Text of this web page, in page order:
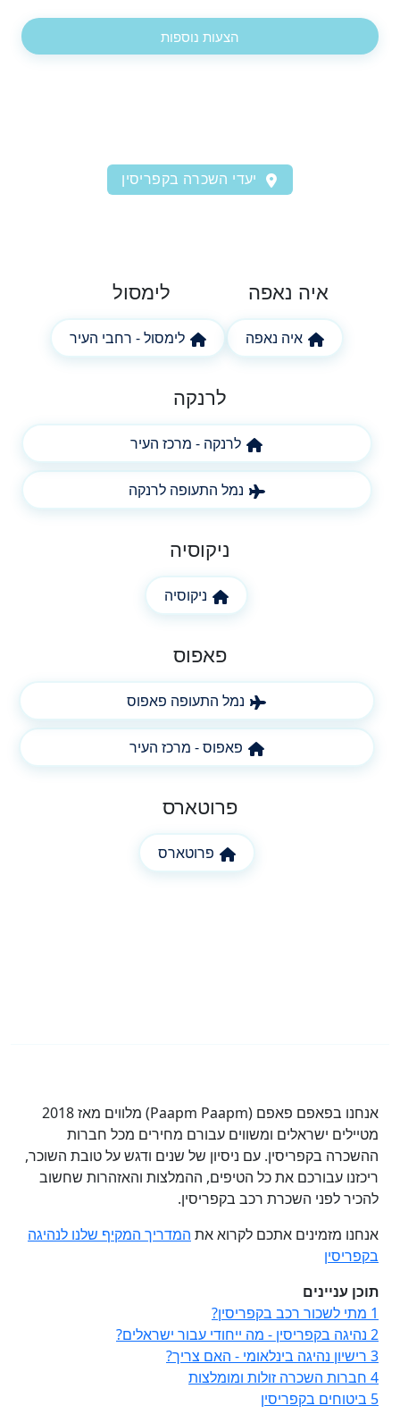
הצעות נוספות
יעדי השכרה בקפריסין
איה נאפה
איה נאפה
לימסול
לימסול - רחבי העיר
לרנקה
לרנקה - מרכז העיר
נמל התעופה לרנקה
ניקוסיה
ניקוסיה
פאפוס
נמל התעופה פאפוס
פאפוס - מרכז העיר
פרוטארס
פרוטארס
אנחנו בפאפם פאפם (Paapm Paapm) מלווים מאז 2018
מטיילים ישראלים ומשווים עבורם מחירים מכל חברות
ההשכרה בקפריסין. עם ניסיון של שנים ודגש על טובת השוכר,
ריכזנו עבורכם את כל הטיפים, ההמלצות והאזהרות שחשוב
להכיר לפני השכרת רכב בקפריסין.
אנחנו מזמינים אתכם לקרוא את המדריך המקיף שלנו לנהיגה
בקפריסין
תוכן עניינים
1 מתי לשכור רכב בקפריסין?
2 נהיגה בקפריסין - מה ייחודי עבור ישראלים?
3 רישיון נהיגה בינלאומי - האם צריך?
4 חברות השכרה זולות ומומלצות
5 ביטוחים בקפריסין